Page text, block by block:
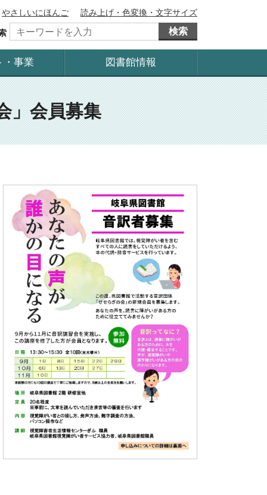
やさしいにほんご
読み上げ・色変換・文字サイズ
検索
・事業 図書館情報
」会員募集